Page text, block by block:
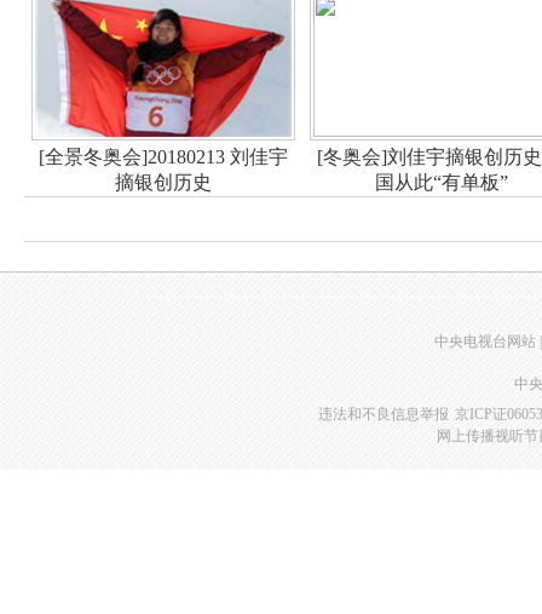
[全景冬奥会]20180213 刘佳宇
摘银创历史
[冬奥会]刘佳宇摘银创历
国从此“有单板”
中央电视台网站
中
违法和不良信息举报 京ICP证
网上传播视听